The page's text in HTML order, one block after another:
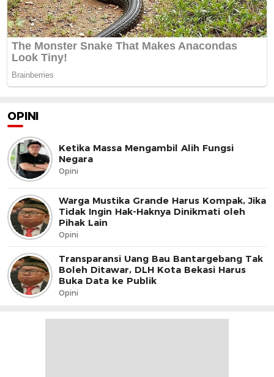
OPINI
Ketika Massa Mengambil Alih Fungsi
Negara
Opini
Warga Mustika Grande Harus Kompak, Jika
Tidak Ingin Hak-Haknya Dinikmati oleh
Pihak Lain
Opini
Transparansi Uang Bau Bantargebang Tak
Boleh Ditawar, DLH Kota Bekasi Harus
Buka Data ke Publik
Opini